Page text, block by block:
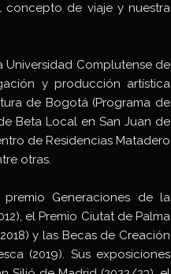
concepto de viaje y nuestra
Universidad Complutense de
y producción artística
de Bogotá (Programa de
Beta Local en San Juan de
de Residencias Matadero
otras.
Generaciones de la
el Premio Ciutat de Palma
y las Becas de Creación
(2019). Sus exposiciones